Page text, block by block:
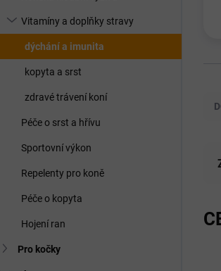
Vitamíny a doplňky stravy
dýchání a imunita
kopyta a srst
zdravé trávení koní
Péče o srst a hřívu
Sportovní výkon
Repelenty pro koně
Péče o kopyta
Hojení ran
Pro kočky
o
d